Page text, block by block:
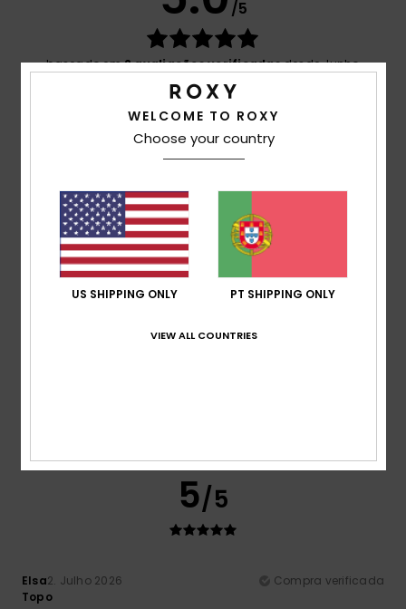
/5
baseado em2 avaliações verificadasdesde Junho
2026
100% dos nossos clientes recomendam este
produto
Conforto
Relação qualidade/preço
Demasiado grande
5/5
Elsa2. Julho 2026
Compra verificada
Topo
WELCOME TO ROXY
Choose your country
US SHIPPING ONLY PT SHIPPING ONLY
VIEW ALL COUNTRIES